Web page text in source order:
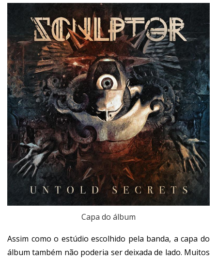
Capa do álbum
Assim como o estúdio escolhido pela banda, a capa do
álbum também não poderia ser deixada de lado. Muitos